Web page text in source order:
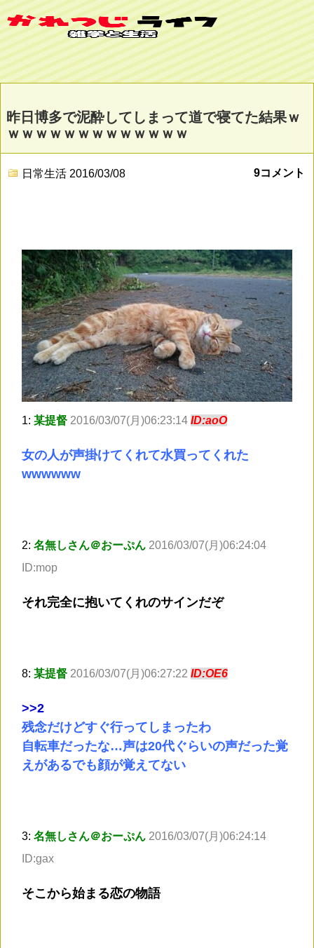
昨日博多で泥酔してしまって道で寝てた結果ｗ
ｗｗｗｗｗｗｗｗｗｗｗｗｗ
日常生活 2016/03/08 9コメント
1: 某提督 2016/03/07(月)06:23:14 ID:aoO
女の人が声掛けてくれて水買ってくれた
wwwwww
2: 名無しさん＠おーぷん 2016/03/07(月)06:24:04
ID:mop
それ完全に抱いてくれのサインだぞ
8: 某提督 2016/03/07(月)06:27:22 ID:OE6
>>2
残念だけどすぐ行ってしまったわ
自転車だったな…声は20代ぐらいの声だった覚
えがあるでも顔が覚えてない
3: 名無しさん＠おーぷん 2016/03/07(月)06:24:14
ID:gax
そこから始まる恋の物語